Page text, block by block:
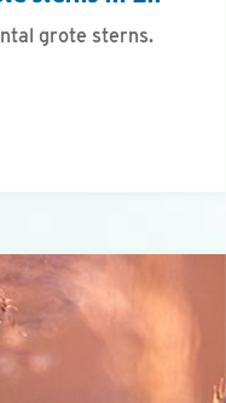
grote sterns.